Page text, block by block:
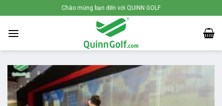
to
content
Chào mừng bạn đến với QUINN GOLF